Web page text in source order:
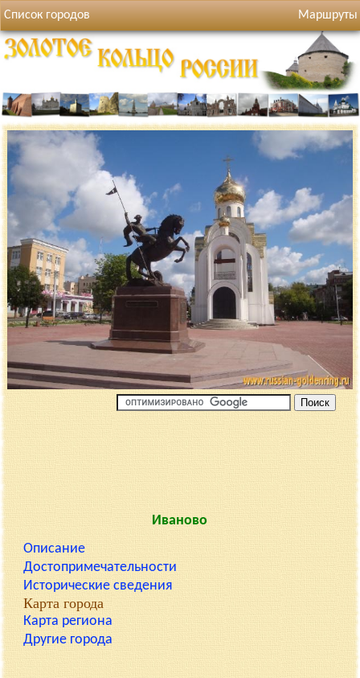
Список городов Маршруты
Иваново
Описание
Достопримечательности
Исторические сведения
Карта города
Карта региона
Другие города